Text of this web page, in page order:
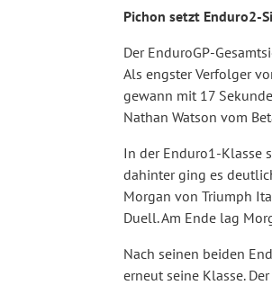
Pichon setzt Enduro2-
Der EnduroGP-
Als engster Verfolger
gewann mit 17
Nathan Watson vom
In der Enduro1-Klasse
dahinter ging es
Morgan von Triumph
Duell. Am Ende lag
Nach seinen beiden
erneut seine Klasse.